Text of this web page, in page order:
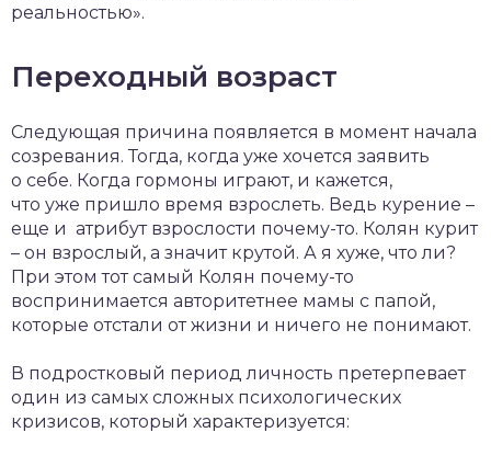
реальностью».
Переходный возраст
Следующая причина появляется в момент начала
созревания. Тогда, когда уже хочется заявить
о себе. Когда гормоны играют, и кажется,
что уже пришло время взрослеть. Ведь курение –
еще и атрибут взрослости почему-то. Колян курит
– он взрослый, а значит крутой. А я хуже, что ли?
При этом тот самый Колян почему-то
воспринимается авторитетнее мамы с папой,
которые отстали от жизни и ничего не понимают.
В подростковый период личность претерпевает
один из самых сложных психологических
кризисов, который характеризуется: